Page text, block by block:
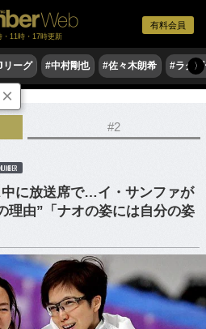
有料会員
・11時・17時更新
リーグ #中村剛也 #佐々木朗希 #ラグ〉
#2
に放送席で…イ・サンファが
理由”「ナオの姿には自分の姿
×